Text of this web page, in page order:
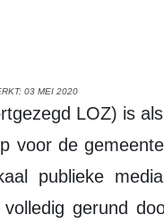
03 MEI 2020
voor de
publieke
gerund